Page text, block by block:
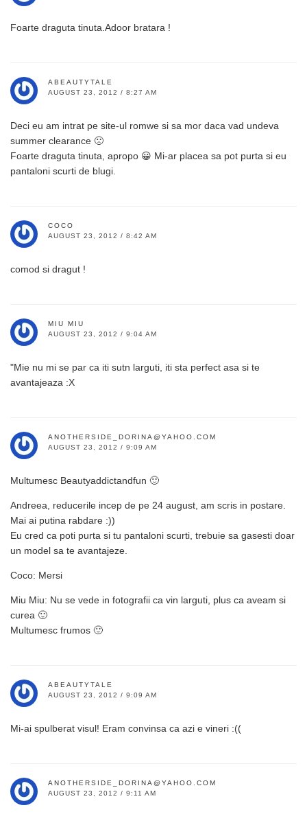
Foarte draguta tinuta.Adoor bratara !
ABEAUTYTALE
AUGUST 23, 2012 / 8:27 AM
Deci eu am intrat pe site-ul romwe si sa mor daca vad undeva
summer clearance 🙁
Foarte draguta tinuta, apropo 😀 Mi-ar placea sa pot purta si eu
pantaloni scurti de blugi.
COCO
AUGUST 23, 2012 / 8:42 AM
comod si dragut !
MIU MIU
AUGUST 23, 2012 / 9:04 AM
"Mie nu mi se par ca iti sutn larguti, iti sta perfect asa si te
avantajeaza :X
ANOTHERSIDE_DORINA@YAHOO.COM
AUGUST 23, 2012 / 9:09 AM
Multumesc Beautyaddictandfun 🙂
Andreea, reducerile incep de pe 24 august, am scris in postare.
Mai ai putina rabdare :))
Eu cred ca poti purta si tu pantaloni scurti, trebuie sa gasesti doar
un model sa te avantajeze.
Coco: Mersi
Miu Miu: Nu se vede in fotografii ca vin larguti, plus ca aveam si
curea 🙂
Multumesc frumos 🙂
ABEAUTYTALE
AUGUST 23, 2012 / 9:09 AM
Mi-ai spulberat visul! Eram convinsa ca azi e vineri :((
ANOTHERSIDE_DORINA@YAHOO.COM
AUGUST 23, 2012 / 9:11 AM